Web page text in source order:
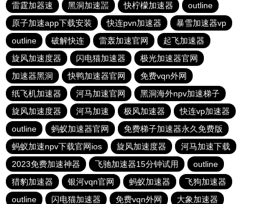
雷霆加器速
黑洞加速噐 快柠檬加速器
outline
原子加速app下载安装
快连pvn加速器
暴雪加速器vp
outline
破解快连 雷轰加速官网
起飞加速器
旋风加速度器
闪电猫加速器
极光加速器官网
加速器黑洞
快鸭加速器官网
免费vqn外网
纸飞机加速器
河马加速官网
黑洞海外npv加速梯子
旋风加速度器
河马加速 极风加速器
快连vp加速器
outline
蚂蚁加速器官网
免费梯子加速器永久免费版
蚂蚁加速npv下载官网ios
旋风加速度器
河马加速下载
2023免费加速神器
飞驰加速器15分钟试用
outline
猎豹加速器
银河vqn官网 蚂蚁加速器
飞狗加速器
outline
闪电猫加速器 免费vqn外网 大象加速器